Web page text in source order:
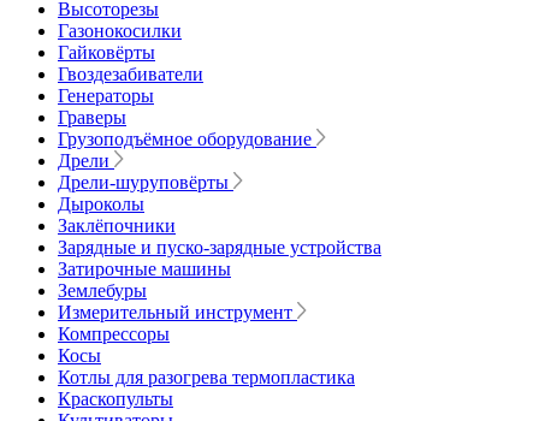
Высоторезы
Газонокосилки
Гайковёрты
Гвоздезабиватели
Генераторы
Граверы
Грузоподъёмное оборудование
Дрели
Дрели-шуруповёрты
Дыроколы
Заклёпочники
Зарядные и пуско-зарядные устройства
Затирочные машины
Землебуры
Измерительный инструмент
Компрессоры
Косы
Котлы для разогрева термопластика
Краскопульты